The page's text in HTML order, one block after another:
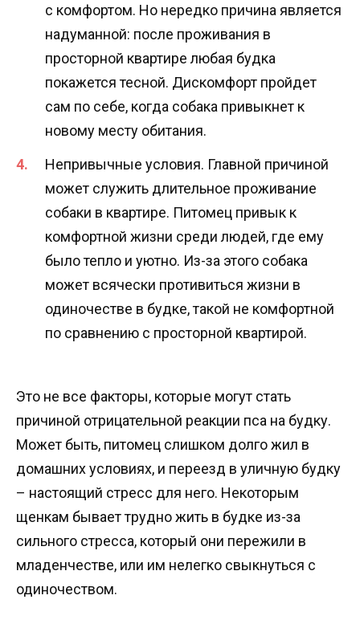
с комфортом. Но нередко причина является
надуманной: после проживания в
просторной квартире любая будка
покажется тесной. Дискомфорт пройдет
сам по себе, когда собака привыкнет к
новому месту обитания.
Непривычные условия. Главной причиной
может служить длительное проживание
собаки в квартире. Питомец привык к
комфортной жизни среди людей, где ему
было тепло и уютно. Из-за этого собака
может всячески противиться жизни в
одиночестве в будке, такой не комфортной
по сравнению с просторной квартирой.
Это не все факторы, которые могут стать
причиной отрицательной реакции пса на будку.
Может быть, питомец слишком долго жил в
домашних условиях, и переезд в уличную будку
– настоящий стресс для него. Некоторым
щенкам бывает трудно жить в будке из-за
сильного стресса, который они пережили в
младенчестве, или им нелегко свыкнуться с
одиночеством.